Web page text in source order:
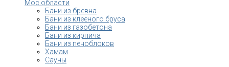
Мос.области
Бани из бревна
Бани из клееного бруса
Бани из газобетона
Бани из кирпича
Бани из пеноблоков
Хамам
Сауны